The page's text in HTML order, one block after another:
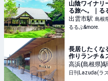
山陰ワイナリ
る旅へ。｜
出雲市駅 島根
るるぶ&more.
長居したくな
作りランチ＆
高浜(島根県)駅